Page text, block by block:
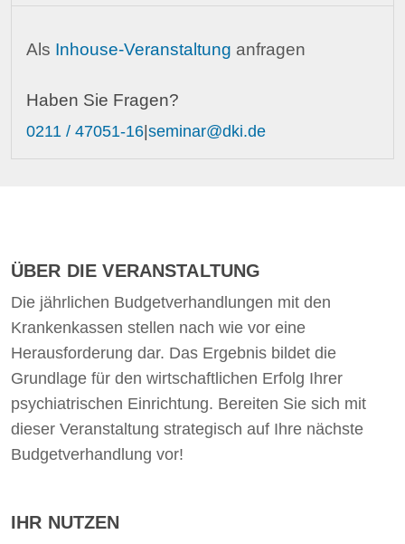
Als Inhouse-Veranstaltung anfragen
Haben Sie Fragen?
0211 / 47051-16 seminar@dki.de
ÜBER DIE VERANSTALTUNG
Die jährlichen Budgetverhandlungen mit den
Krankenkassen stellen nach wie vor eine
Herausforderung dar. Das Ergebnis bildet die
Grundlage für den wirtschaftlichen Erfolg Ihrer
psychiatrischen Einrichtung. Bereiten Sie sich mit
dieser Veranstaltung strategisch auf Ihre nächste
Budgetverhandlung vor!
IHR NUTZEN